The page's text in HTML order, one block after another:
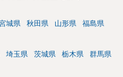
城県 秋田県 山形県 福島県
埼玉県 茨城県 栃木県 群馬県